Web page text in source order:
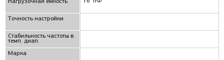
Точность настройки
Стабильность частоты в
темп. диап.
Маркa